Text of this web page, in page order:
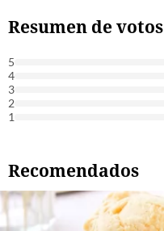
Resumen de votos
5
4
3
2
1
Recomendados